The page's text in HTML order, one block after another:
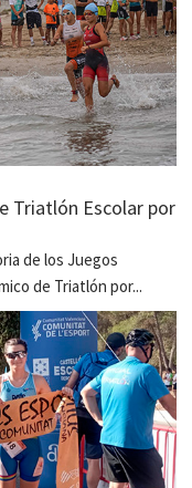
Triatlón Escolar por
de los Juegos
de Triatlón por...